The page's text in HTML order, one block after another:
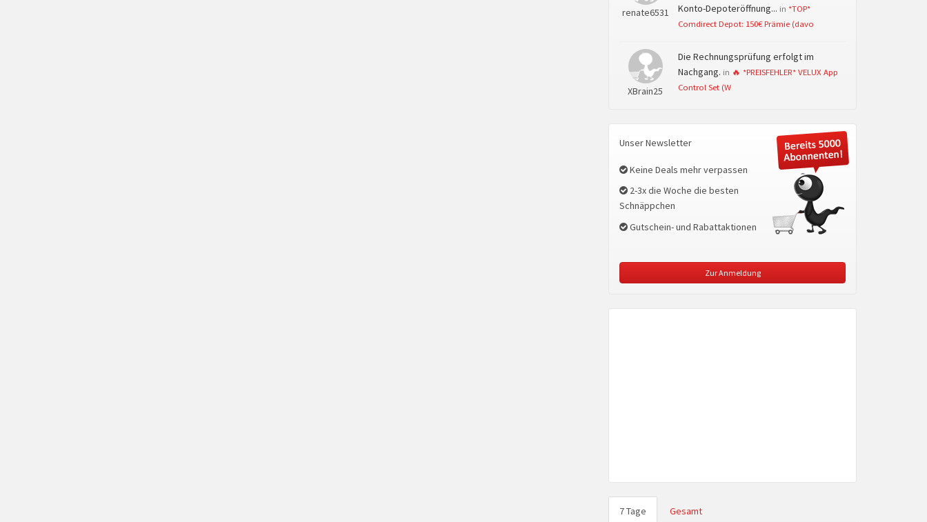
renate6531
Konto-Depoteröffnung... in *TOP*
Comdirect Depot: 150€ Prämie (davo
XBrain25
Die Rechnungsprüfung erfolgt im
Nachgang. in 🔥 *PREISFEHLER* VELUX App
Control Set (W
Unser Newsletter
Keine Deals mehr verpassen
2-3x die Woche die besten
Schnäppchen
Gutschein- und Rabattaktionen
Zur Anmeldung
7 Tage Gesamt